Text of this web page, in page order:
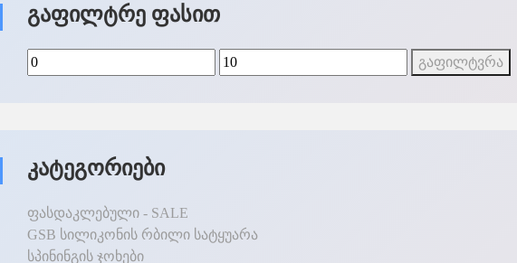
Გაფილტრე Ფასით
გაფილტვრა
Კატეგორიები
ფასდაკლებული - SALE
GSB სილიკონის რბილი სატყუარა
სპინინგის ჯოხები